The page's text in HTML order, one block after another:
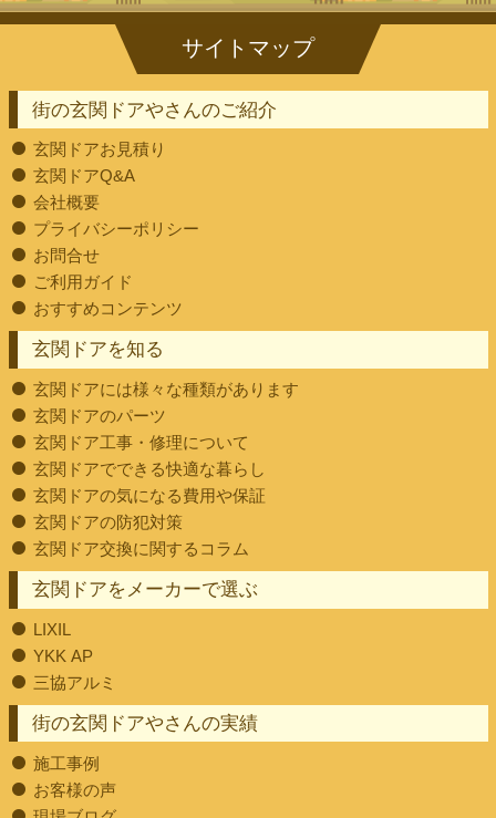
街の玄関ドアやさんのご紹介
玄関ドアお見積り
玄関ドアQ&A
会社概要
プライバシーポリシー
お問合せ
ご利用ガイド
おすすめコンテンツ
街の玄関ドアやさんの実績
施工事例
お客様の声
玄関ドアを知る
玄関ドアには様々な種類があります
玄関ドアのパーツ
玄関ドア工事・修理について
玄関ドアでできる快適な暮らし
玄関ドアの気になる費用や保証
玄関ドアの防犯対策
玄関ドア交換に関するコラム
玄関ドアをメーカーで選ぶ
LIXIL
YKK AP
三協アルミ